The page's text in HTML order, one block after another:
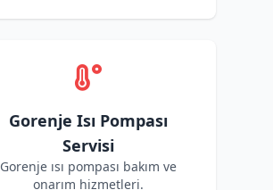
Gorenje Isı Pompası
Servisi
Gorenje ısı pompası bakım ve
onarım hizmetleri.